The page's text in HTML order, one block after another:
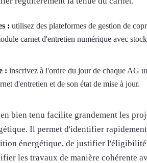
: utilisez des plateformes de gestion de
carnet d'entretien numérique avec
: inscrivez à l'ordre du jour de chaque AG
d'entretien et de son état de mise à jour.
bien tenu facilite grandement les
Il permet d'identifier
énergétique, de justifier
les travaux de manière cohérente